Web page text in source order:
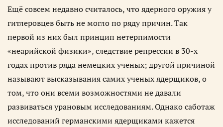
Ещё совсем недавно считалось, что ядерного оружия у
гитлеровцев быть не могло по ряду причин. Так
первой из них был принцип нетерпимости
«неарийской физики», следствие репрессии в 30-х
годах против ряда немецких ученых; другой причиной
называют высказывания самих ученых ядерщиков, о
том, что они всеми возможностями не давали
развиваться урановым исследованиям. Однако саботаж
исследований германскими ядерщиками кажется